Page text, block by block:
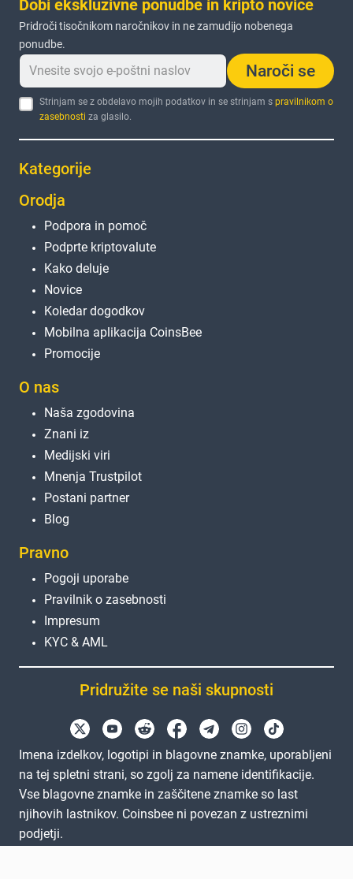
Dobi ekskluzivne ponudbe in kripto novice
Pridroči tisočnikom naročnikov in ne zamudijo nobenega
ponudbe.
Naroči se
Strinjam se z obdelavo mojih podatkov in se strinjam spravilnikom o
zasebnosti za glasilo.
Kategorije
Orodja
Podpora in pomoč
Podprte kriptovalute
Kako deluje
Novice
Koledar dogodkov
Mobilna aplikacija CoinsBee
Promocije
O nas
Naša zgodovina
Znani iz
Medijski viri
Mnenja Trustpilot
Postani partner
Blog
Pravno
Pogoji uporabe
Pravilnik o zasebnosti
Impresum
KYC & AML
Pridružite se naši skupnosti
Imena izdelkov, logotipi in blagovne znamke, uporabljeni
na tej spletni strani, so zgolj za namene identifikacije.
Vse blagovne znamke in zaščitene znamke so last
njihovih lastnikov. Coinsbee ni povezan z ustreznimi
podjetji.